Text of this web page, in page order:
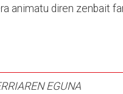
animatu diren zenbait
EGUNA